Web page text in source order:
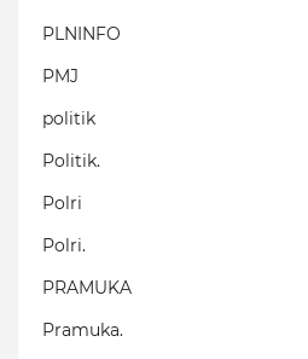
PLNINFO
PMJ
politik
Politik.
Polri
Polri.
PRAMUKA
Pramuka.